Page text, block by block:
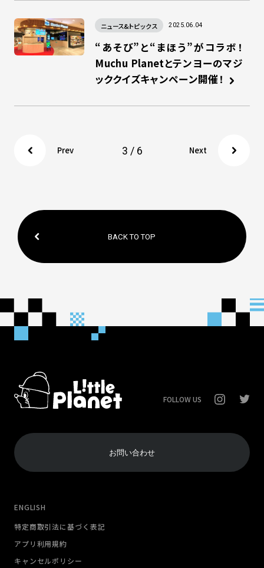
ニュース&トピックス 2025.06.04
“あそび”と“まほう”がコラボ！
Muchu Planetとテンヨーのマジ
ッククイズキャンペーン開催！
Prev 3 / 6 Next
BACK TO TOP
FOLLOW US
お問い合わせ
ENGLISH
特定商取引法に基づく表記
アプリ利用規約
キャンセルポリシー